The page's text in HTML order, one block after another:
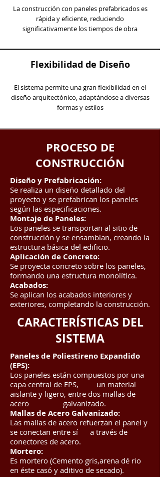
La construcción con paneles prefabricados es
rápida y eficiente, reduciendo
significativamente los tiempos de obra
Flexibilidad de Diseño
El sistema permite una gran flexibilidad en el
diseño arquitectónico, adaptándose a diversas
formas y estilos
PROCESO DE
CONSTRUCCIÓN
Diseño y Prefabricación:
Se realiza un diseño detallado del
proyecto y se prefabrican los paneles
según las especificaciones.
Montaje de Paneles:
Los paneles se transportan al sitio de
construcción y se ensamblan, creando la
estructura básica del edificio.
Aplicación de Concreto:
Se proyecta concreto sobre los paneles,
formando una estructura monolítica.
Acabados:
Se aplican los acabados interiores y
exteriores, completando la construcción.
CARACTERÍSTICAS DEL
SISTEMA
Paneles de Poliestireno Expandido
(EPS):
Los paneles están compuestos por una
capa central de EPS, un material
aislante y ligero, entre dos mallas de
acero galvanizado.
Mallas de Acero Galvanizado:
Las mallas de acero refuerzan el panel y
se conectan entre sí a través de
conectores de acero.
Mortero:
Es mortero (Cemento gris,arena dé rio
en éste casó y aditivo de secado).